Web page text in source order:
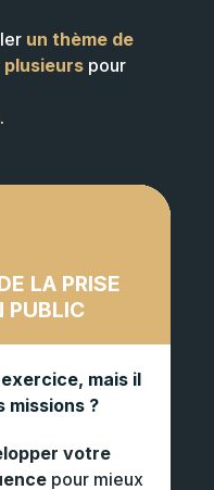
un thème de
plusieurs pour
LA PRISE
PUBLIC
mais il
missions ?
votre
pour mieux